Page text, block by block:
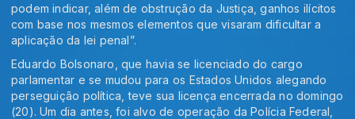
podem indicar, além de obstrução da Justiça, ganhos ilícitos
com base nos mesmos elementos que visaram dificultar a
aplicação da lei penal”.
Eduardo Bolsonaro, que havia se licenciado do cargo
parlamentar e se mudou para os Estados Unidos alegando
perseguição política, teve sua licença encerrada no domingo
(20). Um dia antes, foi alvo de operação da Polícia Federal,